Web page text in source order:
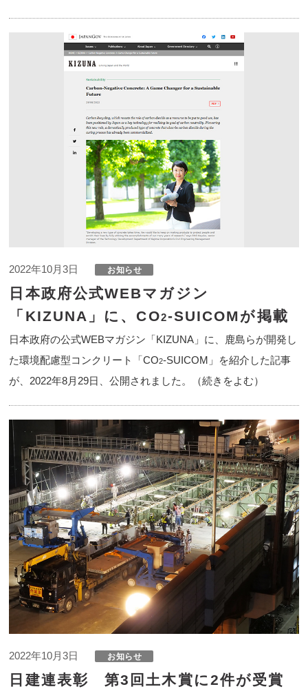
2022年10月3日
日本政府公式WEBマガジン
「KIZUNA」に、CO2-SUICOMが掲載
日本政府の公式WEBマガジン「KIZUNA」に、鹿島らが開発し
た環境配慮型コンクリート「CO2-SUICOM」を紹介した記事
が、2022年8月29日、公開されました。（続きをよむ）
2022年10月3日
日建連表彰 第3回土木賞に2件が受賞